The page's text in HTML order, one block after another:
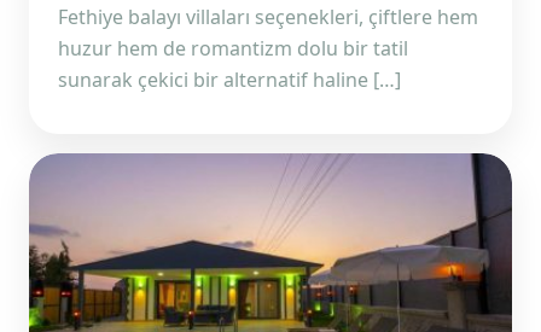
Fethiye balayı villaları seçenekleri, çiftlere hem
huzur hem de romantizm dolu bir tatil
sunarak çekici bir alternatif haline […]